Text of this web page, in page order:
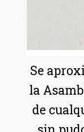
Se
la
de